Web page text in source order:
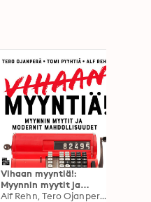
Vihaan myyntiä!:
Myynnin myytit ja
modernit
Alf Rehn, Tero Ojanperä, Tomi Pyyhtiä